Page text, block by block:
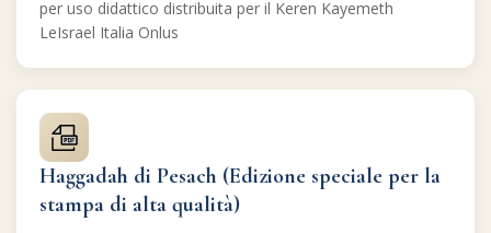
per uso didattico distribuita per il Keren Kayemeth
LeIsrael Italia Onlus
Haggadah di Pesach (Edizione speciale per la
stampa di alta qualità)